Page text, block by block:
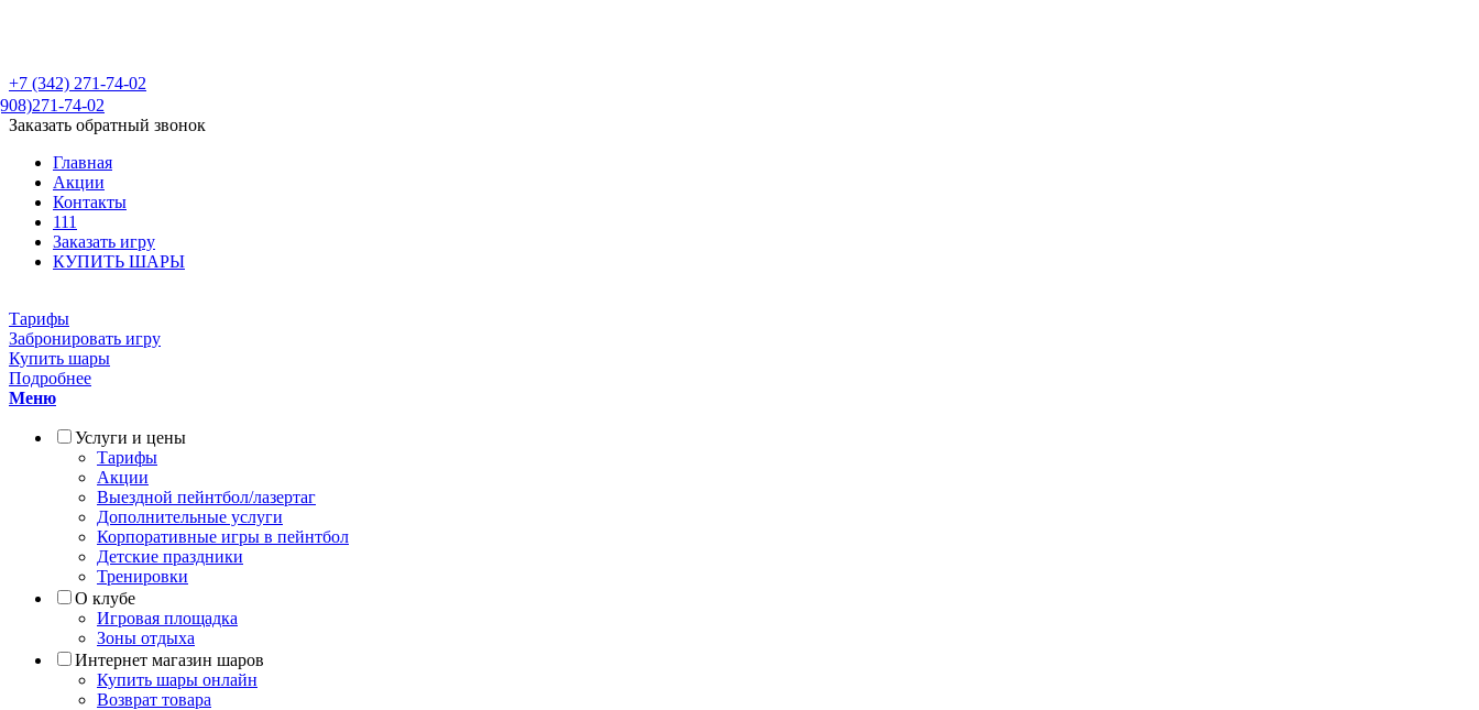
+7 (342) 271-74-02
74-02
Заказать обратный звонок
Главная
Акции
Контакты
111
Заказать игру
КУПИТЬ ШАРЫ
Тарифы
Забронировать игру
Купить шары
Подробнее
Меню
Услуги и цены
Тарифы
Акции
Выездной пейнтбол/лазертаг
Дополнительные услуги
Корпоративные игры в пейнтбол
Детские праздники
Тренировки
О клубе
Игровая площадка
Зоны отдыха
Интернет магазин шаров
Купить шары онлайн
Возврат товара